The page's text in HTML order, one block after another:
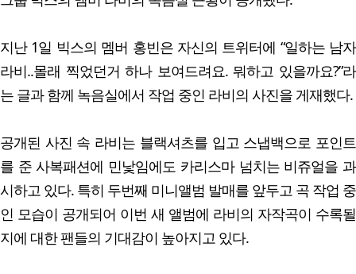
지난 1일 빅스의 멤버 홍빈은 자신의 트위터에 “일하는 남자
라비..몰래 찍었던거 하나 보여드려요. 뭐하고 있을까요?”라
는 글과 함께 녹음실에서 작업 중인 라비의 사진을 게재했다.
공개된 사진 속 라비는 블랙셔츠를 입고 스냅백으로 포인트
를 준 사복패션에 민낯임에도 카리스마 넘치는 비쥬얼을 과
시하고 있다. 특히 두번째 미니앨범 발매를 앞두고 곡 작업 중
인 모습이 공개되어 이번 새 앨범에 라비의 자작곡이 수록될
지에 대한 팬들의 기대감이 높아지고 있다.